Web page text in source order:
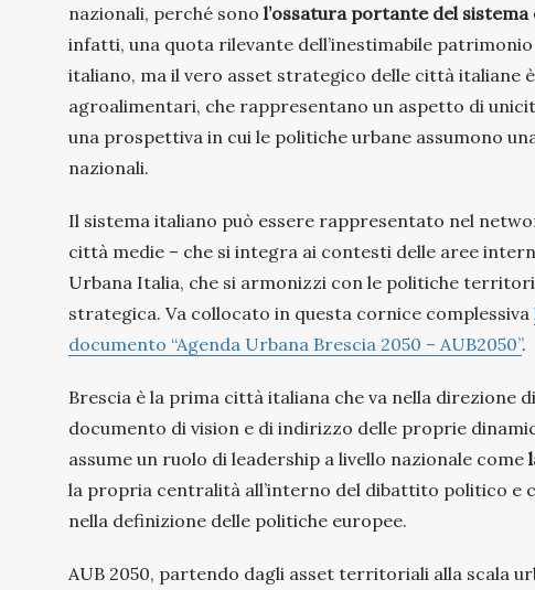
nazionali, perché sono l’ossatura portante del
infatti, una quota rilevante dell’inestimabile
italiano, ma il vero asset strategico delle città
agroalimentari, che rappresentano un aspetto di
una prospettiva in cui le politiche urbane assumono
nazionali.
Il sistema italiano può essere rappresentato nel
città medie – che si integra ai contesti delle aree
Urbana Italia, che si armonizzi con le politiche
strategica. Va collocato in questa cornice complessiva
documento “Agenda Urbana Brescia 2050 – AUB2050”.
Brescia è la prima città italiana che va nella direzione
documento di vision e di indirizzo delle proprie
assume un ruolo di leadership a livello nazionale come
la propria centralità all’interno del dibattito politico e
nella definizione delle politiche europee.
AUB 2050, partendo dagli asset territoriali alla scala